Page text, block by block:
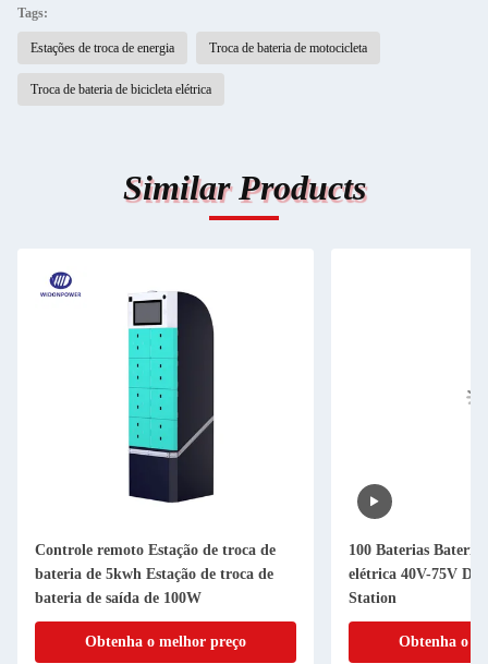
Tags:
Estações de troca de energia Troca de bateria de motocicleta
Troca de bateria de bicicleta elétrica
Similar Products
Controle remoto Estação de troca de
bateria de 5kwh Estação de troca de
bateria de saída de 100W
Obtenha o melhor preço
100 Baterias Bateria
elétrica 40V-75V DC
Station
Obtenha o